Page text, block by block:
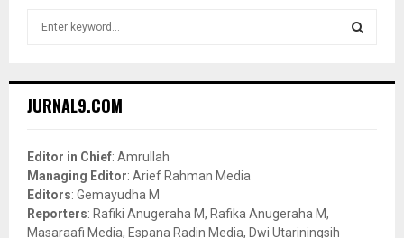
h
o
r
:
JURNAL9.COM
Editor in Chief: Amrullah
Managing Editor: Arief Rahman Media
Editors: Gemayudha M
Reporters: Rafiki Anugeraha M, Rafika Anugeraha M,
Masaraafi Media, Espana Radin Media, Dwi Utariningsih